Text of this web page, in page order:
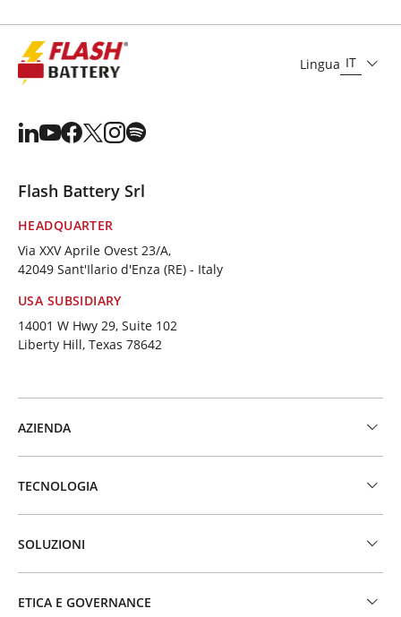
Lingua IT
Flash Battery Srl
HEADQUARTER
Via XXV Aprile Ovest 23/A,
42049 Sant'Ilario d'Enza (RE) - Italy
USA SUBSIDIARY
14001 W Hwy 29, Suite 102
Liberty Hill, Texas 78642
AZIENDA
TECNOLOGIA
SOLUZIONI
ETICA E GOVERNANCE